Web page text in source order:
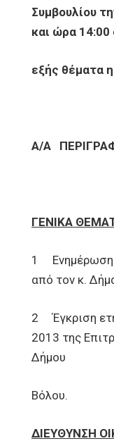
Συμβουλίου
και ώρα 14:00
εξής θέματα
Α/Α
ΓΕΝΙΚΑ
1 Ενημέρωση
από τον κ.
2 Έγκριση
2013 της
Δήμου
Βόλου.
ΔΙΕΥΘΥΝΣΗ